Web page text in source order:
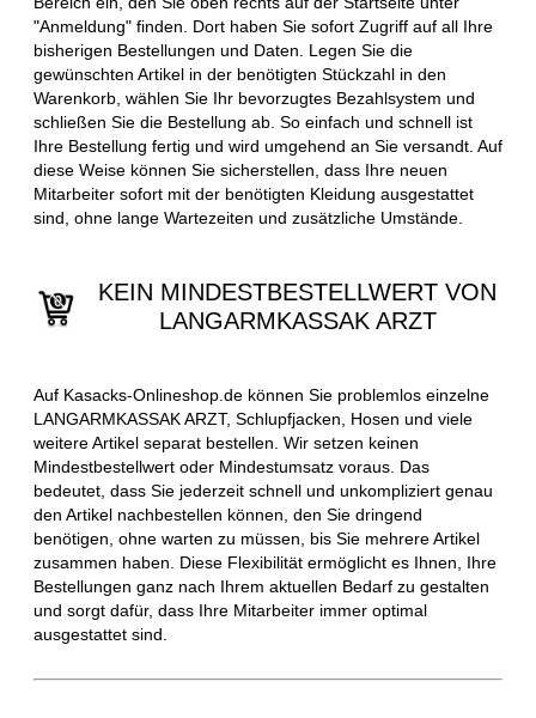
"Anmeldung" finden. Dort haben Sie sofort Zugriff auf all Ihre
bisherigen Bestellungen und Daten. Legen Sie die
gewünschten Artikel in der benötigten Stückzahl in den
Warenkorb, wählen Sie Ihr bevorzugtes Bezahlsystem und
schließen Sie die Bestellung ab. So einfach und schnell ist
Ihre Bestellung fertig und wird umgehend an Sie versandt. Auf
diese Weise können Sie sicherstellen, dass Ihre neuen
Mitarbeiter sofort mit der benötigten Kleidung ausgestattet
sind, ohne lange Wartezeiten und zusätzliche Umstände.
KEIN MINDESTBESTELLWERT VON
LANGARMKASSAK ARZT
Auf Kasacks-Onlineshop.de können Sie problemlos einzelne
LANGARMKASSAK ARZT, Schlupfjacken, Hosen und viele
weitere Artikel separat bestellen. Wir setzen keinen
Mindestbestellwert oder Mindestumsatz voraus. Das
bedeutet, dass Sie jederzeit schnell und unkompliziert genau
den Artikel nachbestellen können, den Sie dringend
benötigen, ohne warten zu müssen, bis Sie mehrere Artikel
zusammen haben. Diese Flexibilität ermöglicht es Ihnen, Ihre
Bestellungen ganz nach Ihrem aktuellen Bedarf zu gestalten
und sorgt dafür, dass Ihre Mitarbeiter immer optimal
ausgestattet sind.